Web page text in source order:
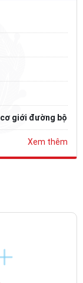
giới đường bộ
Xem thêm